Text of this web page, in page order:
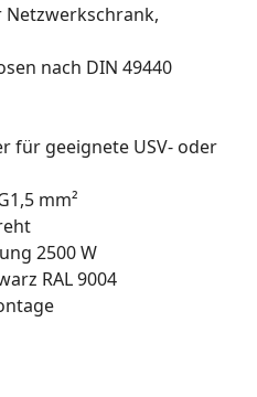
nach DIN 49440
für geeignete USV- oder
mm²
2500 W
RAL 9004